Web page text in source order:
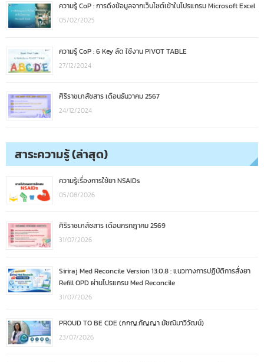
ความรู้ CoP : การดึงข้อมูลจากเว็บไซต์เข้าในโปรแกรม Microsoft Excel
05/02/2025
ความรู้ CoP : 6 Key ลัด ใช้งาน PIVOT TABLE
27/12/2024
ศิริราชเภสัชสาร เดือนธันวาคม 2567
24/12/2024
สาระความรู้ (ล่าสุด)
ความรู้เรื่องการใช้ยา NSAIDs
05/08/2026
ศิริราชเภสัชสาร เดือนกรกฎาคม 2569
31/07/2026
Siriraj Med Reconcile Version 13.0.8 : แนวทางการปฏิบัติการสั่งยา
Refill OPD ผ่านโปรแกรม Med Reconcile
31/07/2026
PROUD TO BE CDE (ภกญ.กัญญา มัชฌิมาวิวัฒน์)
23/07/2026